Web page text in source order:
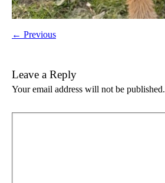
← Previous
Leave a Reply
Your email address will not be published.